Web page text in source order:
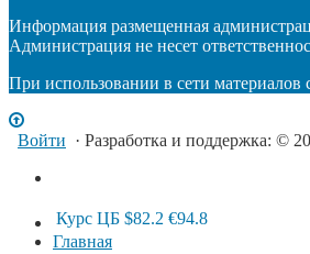
Информация размещенная
Администрация не несет
При использовании в сети материалов
Войти · Разработка и поддержка: ©
Курс ЦБ $82.2 €94.8
Главная